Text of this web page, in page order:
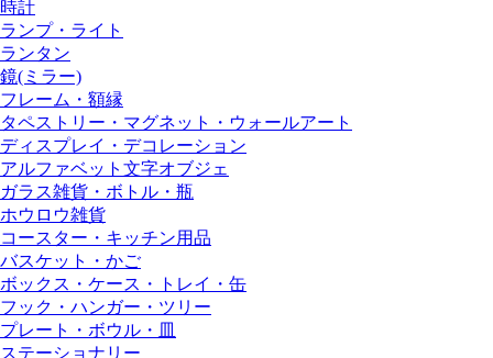
時計
ランプ・ライト
ランタン
鏡(ミラー)
フレーム・額縁
タペストリー・マグネット・ウォールアート
ディスプレイ・デコレーション
アルファベット文字オブジェ
ガラス雑貨・ボトル・瓶
ホウロウ雑貨
コースター・キッチン用品
バスケット・かご
ボックス・ケース・トレイ・缶
フック・ハンガー・ツリー
プレート・ボウル・皿
ステーショナリー